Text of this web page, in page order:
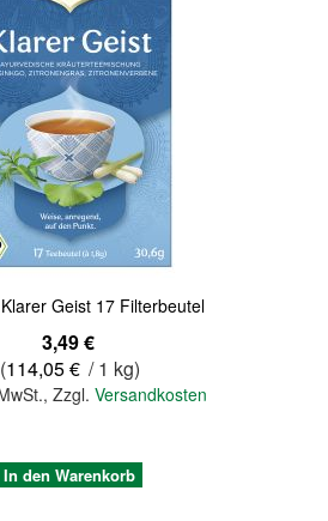
Geist 17 Filterbeutel
3,49 €
(114,05 € / 1 kg)
,Zzgl.Versandkosten
In den Warenkorb